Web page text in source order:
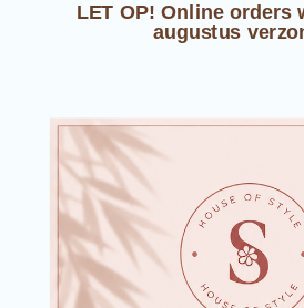
LET OP! Online orders
augustus